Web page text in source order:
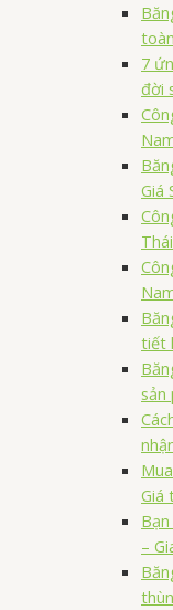
7
đời
Giá
tiết
sản
Giá
–